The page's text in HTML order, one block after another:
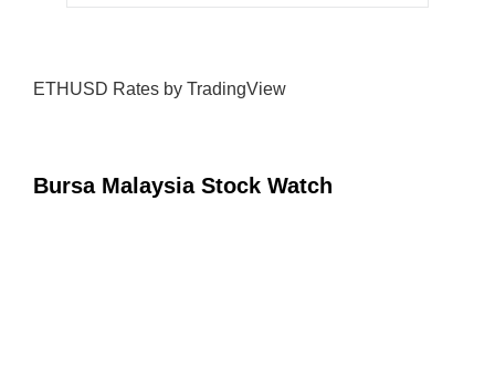
ETHUSD Rates by TradingView
Bursa Malaysia Stock Watch